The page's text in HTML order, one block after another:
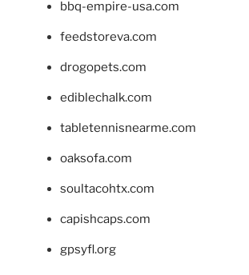
bbq-empire-usa.com
feedstoreva.com
drogopets.com
ediblechalk.com
tabletennisnearme.com
oaksofa.com
soultacohtx.com
capishcaps.com
gpsyfl.org